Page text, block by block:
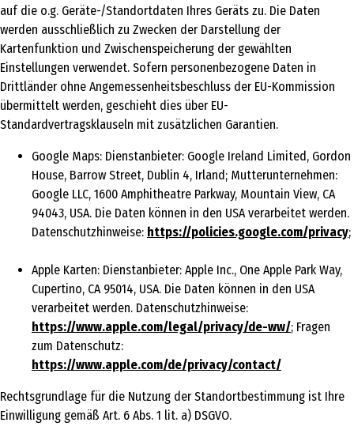
auf die o.g. Geräte-/Standortdaten Ihres Geräts zu. Die Daten
werden ausschließlich zu Zwecken der Darstellung der
Kartenfunktion und Zwischenspeicherung der gewählten
Einstellungen verwendet. Sofern personenbezogene Daten in
Drittländer ohne Angemessenheitsbeschluss der EU-Kommission
übermittelt werden, geschieht dies über EU-
Standardvertragsklauseln mit zusätzlichen Garantien.
Google Maps: Dienstanbieter: Google Ireland Limited, Gordon
House, Barrow Street, Dublin 4, Irland; Mutterunternehmen:
Google LLC, 1600 Amphitheatre Parkway, Mountain View, CA
94043, USA. Die Daten können in den USA verarbeitet werden.
Datenschutzhinweise: https://policies.google.com/privacy;
Apple Karten: Dienstanbieter: Apple Inc., One Apple Park Way,
Cupertino, CA 95014, USA. Die Daten können in den USA
verarbeitet werden. Datenschutzhinweise:
https://www.apple.com/legal/privacy/de-ww/; Fragen
zum Datenschutz:
https://www.apple.com/de/privacy/contact/
Rechtsgrundlage für die Nutzung der Standortbestimmung ist Ihre
Einwilligung gemäß Art. 6 Abs. 1 lit. a) DSGVO.